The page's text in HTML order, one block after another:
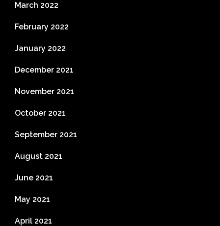
March 2022
February 2022
January 2022
December 2021
November 2021
October 2021
September 2021
August 2021
June 2021
May 2021
April 2021